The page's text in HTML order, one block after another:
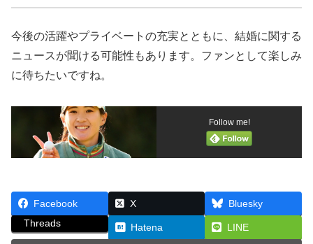
今後の活躍やプライベートの充実とともに、結婚に関する
ニュースが聞ける可能性もあります。ファンとして楽しみ
に待ちたいですね。
Follow me!
Facebook X
Bluesky
Threads
Hatena LINE